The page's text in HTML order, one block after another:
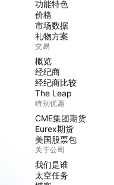
功能特色
价格
市场数据
礼物方案
交易
概览
经纪商
经纪商比较
The Leap
特别优惠
CME集团期货
Eurex期货
美国股票包
关于公司
我们是谁
太空任务